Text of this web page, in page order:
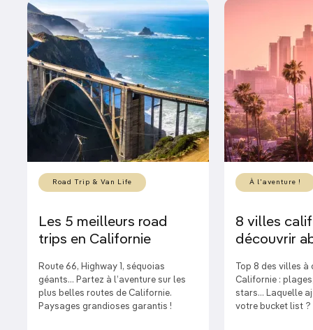
Road Trip & Van Life
Les 5 meilleurs road
trips en Californie
Route 66, Highway 1, séquoias
géants… Partez à l’aventure sur les
plus belles routes de Californie.
Paysages grandioses garantis !
À l'aventure !
8 villes
découvrir
Top 8 des villes à
Californie :
stars… Laquelle
votre bucket list ?